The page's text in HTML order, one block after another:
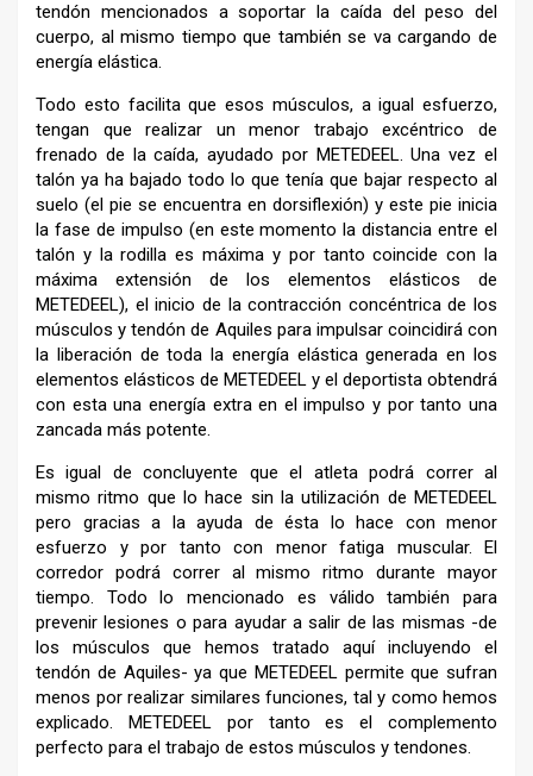
tendón mencionados a soportar la caída del peso del
cuerpo, al mismo tiempo que también se va cargando de
energía elástica.
Todo esto facilita que esos músculos, a igual esfuerzo,
tengan que realizar un menor trabajo excéntrico de
frenado de la caída, ayudado por METEDEEL. Una vez el
talón ya ha bajado todo lo que tenía que bajar respecto al
suelo (el pie se encuentra en dorsiflexión) y este pie inicia
la fase de impulso (en este momento la distancia entre el
talón y la rodilla es máxima y por tanto coincide con la
máxima extensión de los elementos elásticos de
METEDEEL), el inicio de la contracción concéntrica de los
músculos y tendón de Aquiles para impulsar coincidirá con
la liberación de toda la energía elástica generada en los
elementos elásticos de METEDEEL y el deportista obtendrá
con esta una energía extra en el impulso y por tanto una
zancada más potente.
Es igual de concluyente que el atleta podrá correr al
mismo ritmo que lo hace sin la utilización de METEDEEL
pero gracias a la ayuda de ésta lo hace con menor
esfuerzo y por tanto con menor fatiga muscular. El
corredor podrá correr al mismo ritmo durante mayor
tiempo. Todo lo mencionado es válido también para
prevenir lesiones o para ayudar a salir de las mismas -de
los músculos que hemos tratado aquí incluyendo el
tendón de Aquiles- ya que METEDEEL permite que sufran
menos por realizar similares funciones, tal y como hemos
explicado. METEDEEL por tanto es el complemento
perfecto para el trabajo de estos músculos y tendones.